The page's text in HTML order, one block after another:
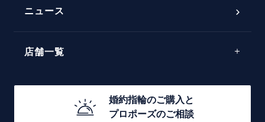
ラインメレ
モード
エレガント
30万円台～
20万円台～
10万円台～
ニュース
店舗一覧
婚約指輪のご購入と
プロポーズのご相談